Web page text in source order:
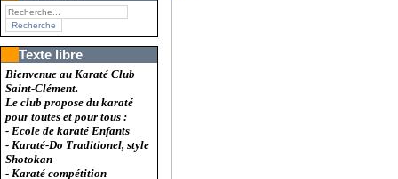
Texte libre
Bienvenue au Karaté Club
Saint-Clément.
Le club propose du karaté
pour toutes et pour tous :
- Ecole de karaté Enfants
- Karaté-Do Traditionel, style
Shotokan
- Karaté compétition